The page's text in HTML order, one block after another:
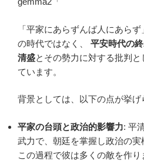
「平家にあらずんば人にあらず
の時代ではなく、 平安時代の
清盛とその勢力に対する批判
ています。
背景としては、以下の点が挙げ
平家の台頭と政治的影響力: 平
武力で、朝廷を掌握し政治の実
この過程で彼は多くの敵を作り